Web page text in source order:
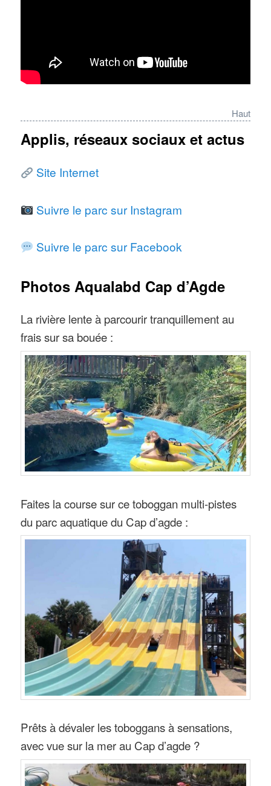
Haut
Applis, réseaux sociaux et actus
Site Internet
Suivre le parc sur Instagram
Suivre le parc sur Facebook
Photos Aqualabd Cap d’Agde
La rivière lente à parcourir tranquillement au
frais sur sa bouée :
Faites la course sur ce toboggan multi-pistes
du parc aquatique du Cap d’agde :
Prêts à dévaler les toboggans à sensations,
avec vue sur la mer au Cap d’agde ?